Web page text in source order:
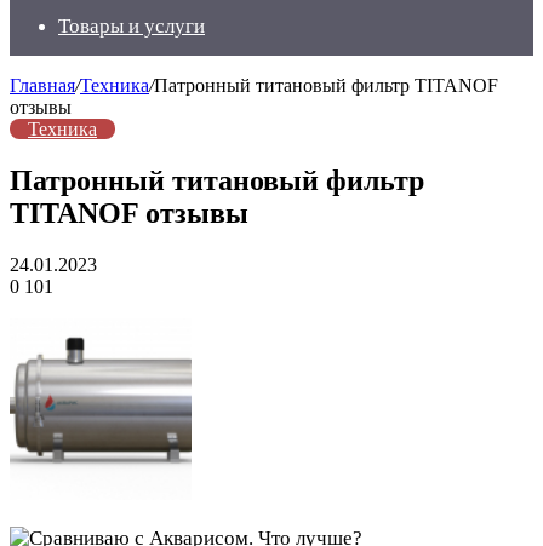
Товары и услуги
Главная/Техника/Патронный титановый фильтр TITANOF
отзывы
Техника
Патронный титановый фильтр
TITANOF отзывы
24.01.2023
0 101